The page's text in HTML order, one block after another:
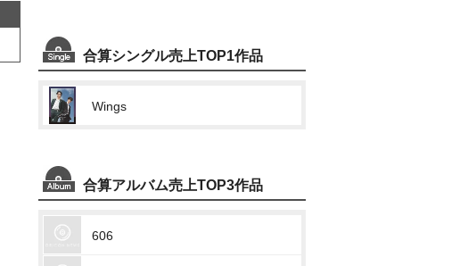
合算シングル売上TOP1作品
Wings
合算アルバム売上TOP3作品
606